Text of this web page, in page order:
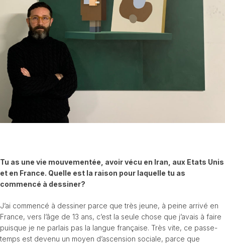
Tu as une vie mouvementée, avoir vécu en Iran, aux Etats Unis
et en France. Quelle est la raison pour laquelle tu as
commencé à dessiner?
J’ai commencé à dessiner parce que très jeune, à peine arrivé en
France, vers l’âge de 13 ans, c’est la seule chose que j’avais à faire
puisque je ne parlais pas la langue française. Très vite, ce passe-
temps est devenu un moyen d’ascension sociale, parce que